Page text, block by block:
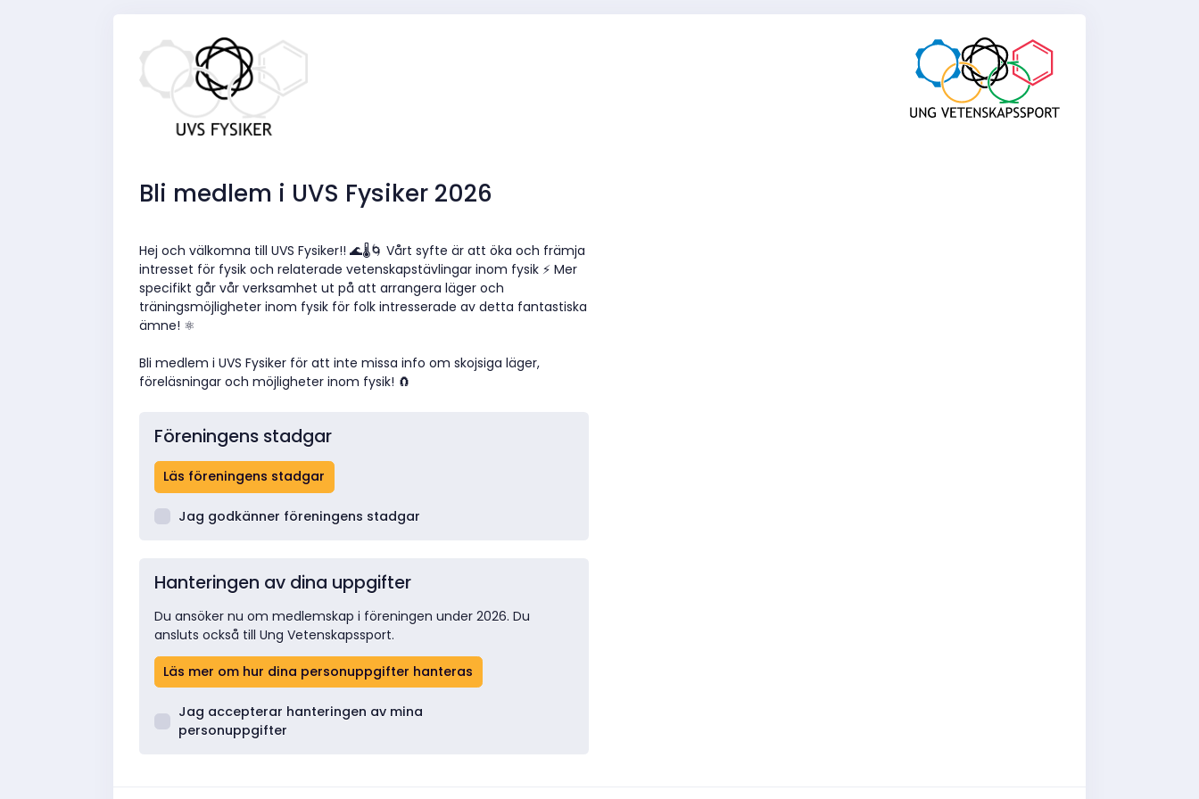
Bli medlem i UVS Fysiker 2026
Hej och välkomna till UVS Fysiker!! 🌊🌡️🌀 Vårt syfte är att öka och främja
intresset för fysik och relaterade vetenskapstävlingar inom fysik ⚡ Mer
specifikt går vår verksamhet ut på att arrangera läger och
träningsmöjligheter inom fysik för folk intresserade av detta fantastiska
ämne! ⚛️
Bli medlem i UVS Fysiker för att inte missa info om skojsiga läger,
föreläsningar och möjligheter inom fysik! 🧲
Föreningens stadgar
Läs föreningens stadgar
Jag godkänner föreningens stadgar
Hanteringen av dina uppgifter
Du ansöker nu om medlemskap i föreningen under 2026. Du
ansluts också till Ung Vetenskapssport.
Läs mer om hur dina personuppgifter hanteras
Jag accepterar hanteringen av mina
personuppgifter